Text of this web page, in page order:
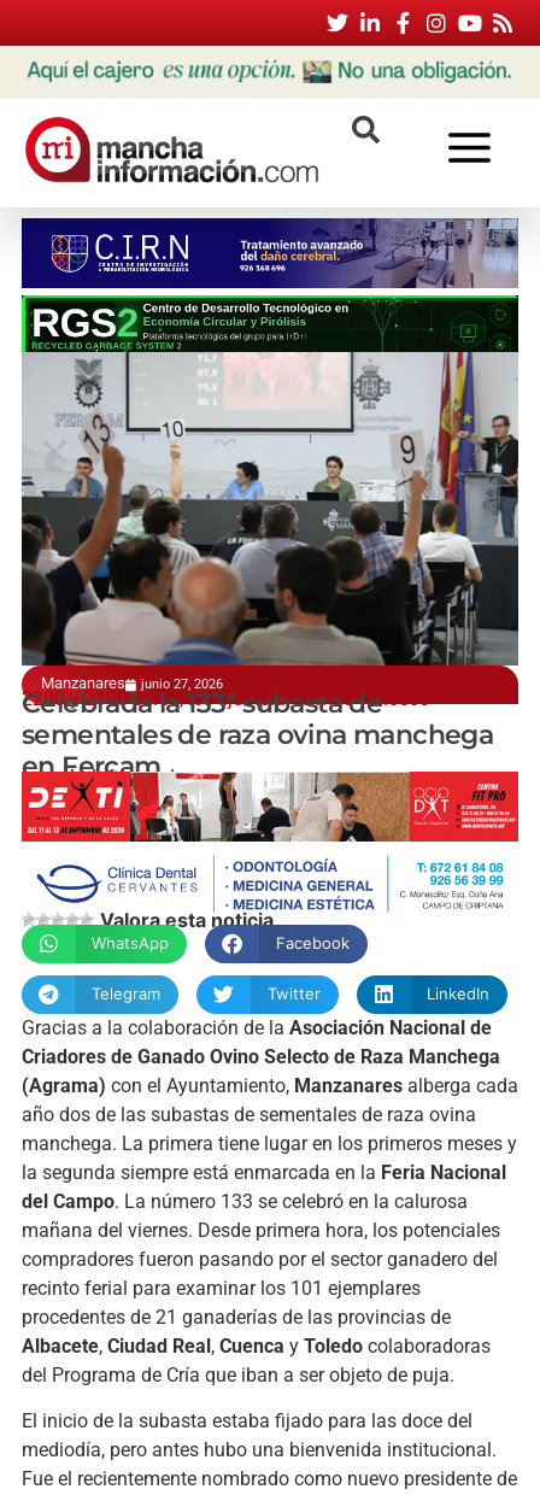
Manzanares junio 27, 2026
2200 y 2100 euros, los ejemplares más valiosos
Celebrada la 133ª subasta de
sementales de raza ovina manchega
en Fercam
manchainformacion.com
Valora esta noticia
WhatsApp Facebook
Telegram Twitter LinkedIn
Gracias a la colaboración de la Asociación Nacional de
Criadores de Ganado Ovino Selecto de Raza Manchega
(Agrama) con el Ayuntamiento, Manzanaresalberga cada
año dos de las subastas de sementales de raza ovina
manchega. La primera tiene lugar en los primeros meses y
la segunda siempre está enmarcada en la Feria Nacional
del Campo. La número 133 se celebró en la calurosa
mañana del viernes. Desde primera hora, los potenciales
compradores fueron pasando por el sector ganadero del
recinto ferial para examinar los 101 ejemplares
procedentes de 21 ganaderías de las provincias de
Albacete, Ciudad Real, Cuenca y Toledocolaboradoras
del Programa de Cría que iban a ser objeto de puja.
El inicio de la subasta estaba fijado para las doce del
mediodía, pero antes hubo una bienvenida institucional.
Fue el recientemente nombrado como nuevo presidente de